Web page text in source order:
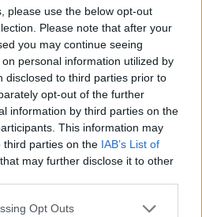
please use the below opt-out
Please note that after your
you may continue seeing
personal information utilized by
disclosed to third parties prior to
opt-out of the further
information by third parties on the
This information may
third parties on the IAB’s List of
that may further disclose it to other
Opt Outs
Bicicleta.